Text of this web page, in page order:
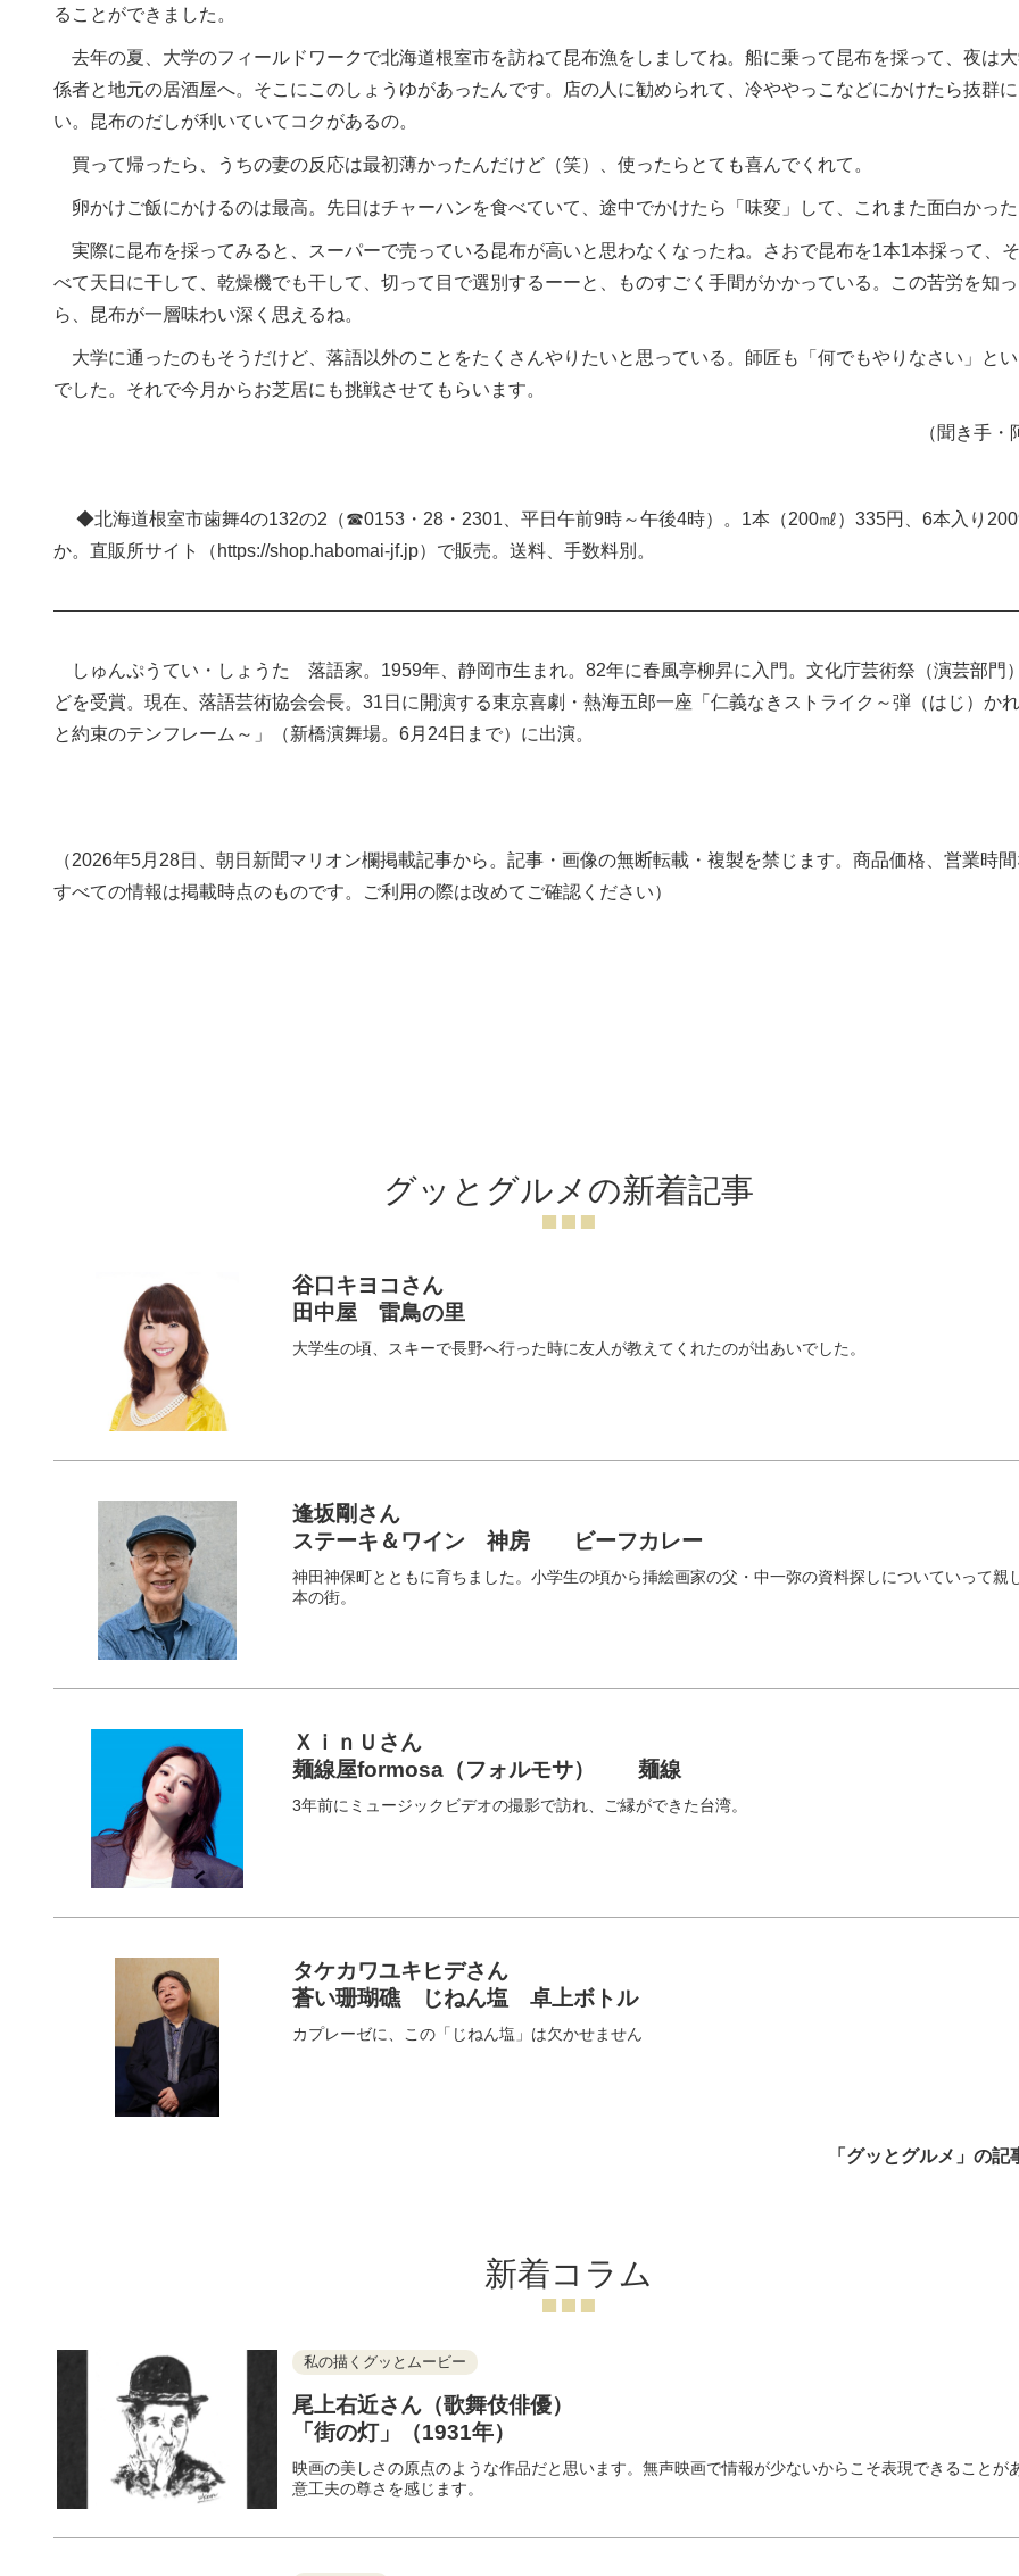
ることができました。
去年の夏、大学のフィールドワークで北海道根室市を訪ねて昆布漁をしましてね。船に乗って昆布を採って、夜は
係者と地元の居酒屋へ。そこにこのしょうゆがあったんです。店の人に勧められて、冷ややっこなどにかけたら抜群
い。昆布のだしが利いていてコクがあるの。
買って帰ったら、うちの妻の反応は最初薄かったんだけど（笑）、使ったらとても喜んでくれて。
卵かけご飯にかけるのは最高。先日はチャーハンを食べていて、途中でかけたら「味変」して、これまた面白かっ
実際に昆布を採ってみると、スーパーで売っている昆布が高いと思わなくなったね。さおで昆布を1本1本採って、
べて天日に干して、乾燥機でも干して、切って目で選別するーーと、ものすごく手間がかかっている。この苦労を知
ら、昆布が一層味わい深く思えるね。
大学に通ったのもそうだけど、落語以外のことをたくさんやりたいと思っている。師匠も「何でもやりなさい」と
でした。それで今月からお芝居にも挑戦させてもらいます。
（聞き手・
◆北海道根室市歯舞4の132の2（☎0153・28・2301、平日午前9時～午後4時）。1本（200㎖）335円、6本入り
か。直販所サイト（ https://shop.habomai-jf.jp）で販売。送料、手数料別。
しゅんぷうてい・しょうた 落語家。1959年、静岡市生まれ。82年に春風亭柳昇に入門。文化庁芸術祭（演芸部門
どを受賞。現在、落語芸術協会会長。31日に開演する東京喜劇・熱海五郎一座「仁義なきストライク～弾（はじ）か
と約束のテンフレーム～」（新橋演舞場。6月24日まで）に出演。
（2026年5月28日、朝日新聞マリオン欄掲載記事から。記事・画像の無断転載・複製を禁じます。商品価格、営業時
すべての情報は掲載時点のものです。ご利用の際は改めてご確認ください）
グッとグルメの新着記事
谷口キヨコさん
田中屋 雷鳥の里
大学生の頃、スキーで長野へ行った時に友人が教えてくれたのが出あいでした。
逢坂剛さん
ステーキ＆ワイン 神房 ビーフカレー
神田神保町とともに育ちました。小学生の頃から挿絵画家の父・中一弥の資料探しについていって親
本の街。
ＸｉｎＵさん
麺線屋formosa（フォルモサ） 麺線
3年前にミュージックビデオの撮影で訪れ、ご縁ができた台湾。
タケカワユキヒデさん
蒼い珊瑚礁 じねん塩 卓上ボトル
カプレーゼに、この「じねん塩」は欠かせません
「グッとグルメ」の記
新着コラム
私の描くグッとムービー
尾上右近さん（歌舞伎俳優）
「街の灯」（1931年）
映画の美しさの原点のような作品だと思います。無声映画で情報が少ないからこそ表現できることが
意工夫の尊さを感じます。